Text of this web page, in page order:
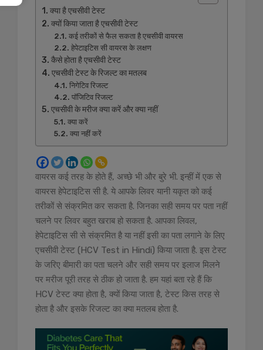
क्या है एचसीवी टेस्ट
क्यों किया जाता है एचसीवी टेस्ट
कई तरीकों से फैल सकता है एचसीवी वायरस
हेपेटाइटिस सी वायरस के लक्षण
कैसे होता है एचसीवी टेस्ट
एचसीवी टेस्ट के रिजल्ट का मतलब
निगेटिव रिजल्ट
पॉजिटिव रिजल्ट
एचसीवी के मरीज क्या करें और क्या नहीं
क्या करें
क्या नहीं करें
वायरस कई तरह के होते हैं, अच्छे भी और बुरे भी. इन्हीं में एक से
वायरस हेपेटाइटिस सी है. ये आपके लिवर यानी यकृत को कई
तरीकों से संक्रमित कर सकता है. जिनका सही समय पर पता नहीं
चलने पर लिवर बहुत खराब हो सकता है. आपका लिवल,
हेपेटाइटिस सी से संक्रमित है या नहीं इसी का पता लगाने के लिए
एचसीवी टेस्ट (HCV Test in Hindi) किया जाता है. इस टेस्ट
के जरिए बीमारी का पता चलने और सही समय पर इलाज मिलने
पर मरीज पूरी तरह से ठीक हो जाता है. हम यहां बता रहे हैं कि
HCV टेस्ट क्या होता है, क्यों किया जाता है, टेस्ट किस तरह से
होता है और इसके रिजल्ट का क्या मतलब होता है.